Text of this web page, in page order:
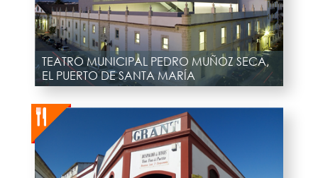
TEATRO MUNICIPAL PEDRO MUÑOZ SECA,
EL PUERTO DE SANTA MARÍA